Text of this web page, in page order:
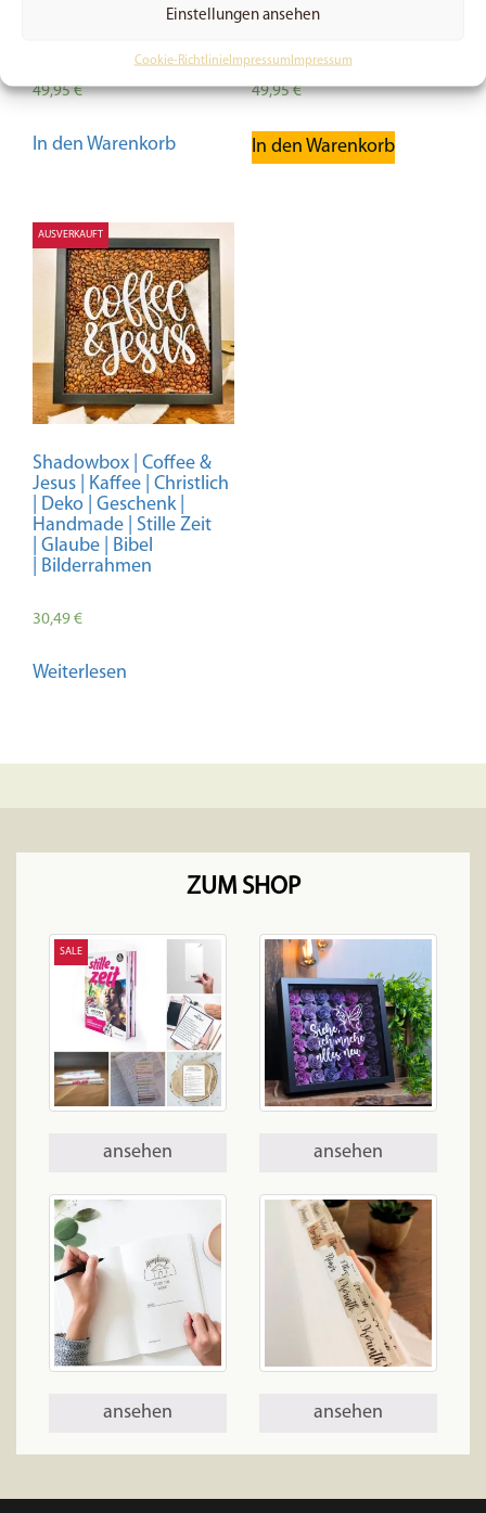
Einstellungen ansehen
Cookie-RichtlinieImpressum Impressum
| Bibelvers | Handmade
49,95€
In den Warenkorb
Handmade |
| Jahreslosung 2026
49,95€
In den Warenkorb
AUSVERKAUFT
Shadowbox | Coffee &
Jesus | Kaffee | Christlich
| Deko | Geschenk |
Handmade | Stille Zeit
| Glaube | Bibel
| Bilderrahmen
30,49€
Weiterlesen
ZUM SHOP
SALE
ansehen ansehen
ansehen ansehen